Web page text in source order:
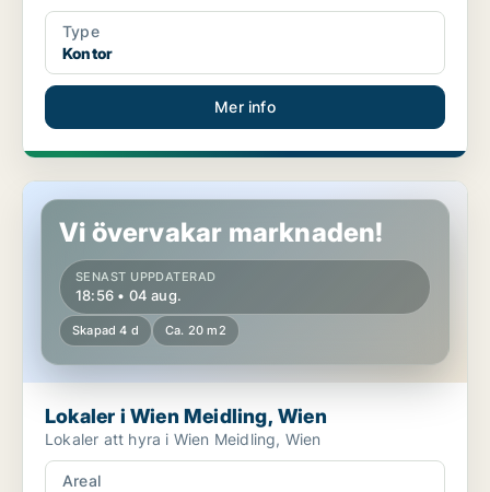
Type
Kontor
Mer info
Lokaler i Wien Meidling, Wien
Vi övervakar marknaden!
SENAST UPPDATERAD
18:56 • 04 aug.
Skapad 4 d Ca. 20 m2
Lokaler i Wien Meidling, Wien
Lokaler att hyra i Wien Meidling, Wien
Areal